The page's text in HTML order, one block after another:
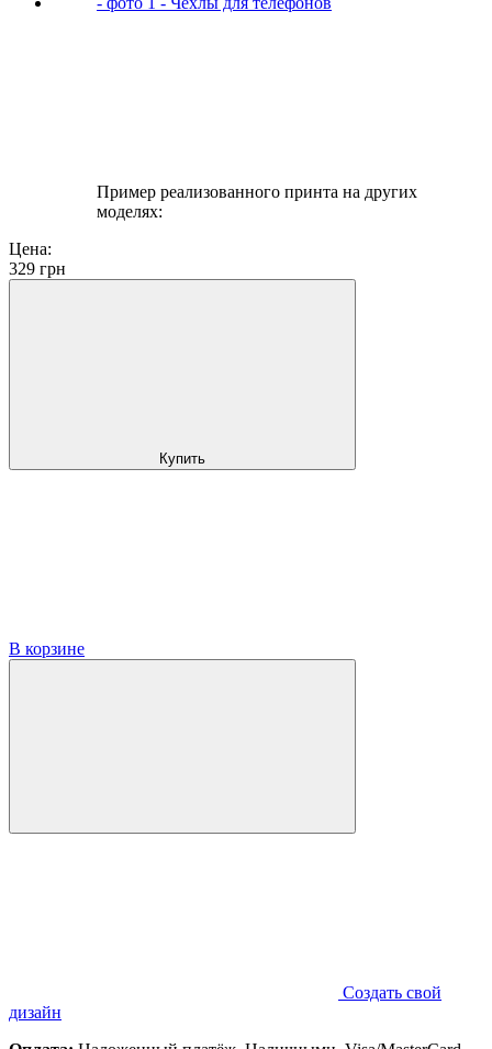
Пример реализованного принта на других
моделях:
Цена:
329 грн
Купить
В корзине
Создать свой
дизайн